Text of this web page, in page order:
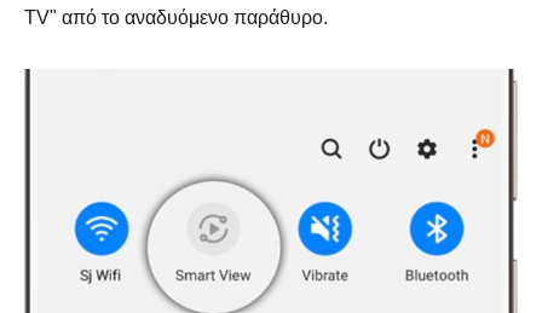
TV" από το αναδυόμενο παράθυρο.